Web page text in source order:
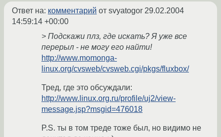
Ответ на: комментарий от svyatogor 29.02.2004
14:59:14 +00:00
> Подскажи плз, где искать? Я уже все
перерыл - не могу его найти!
http://www.momonga-
linux.org/cvsweb/cvsweb.cgi/pkgs/fluxbox/
Тред, где это обсуждали:
http://www.linux.org.ru/profile/uj2/view-
message.jsp?msgid=476018
P.S. ты в том треде тоже был, но видимо не